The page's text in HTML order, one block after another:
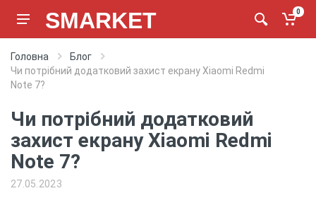
SMARKET 0
Головна
Блог
Чи потрібний додатковий захист екрану Xiaomi Redmi
Note 7?
Чи потрібний додатковий
захист екрану Xiaomi Redmi
Note 7?
27.05.2023